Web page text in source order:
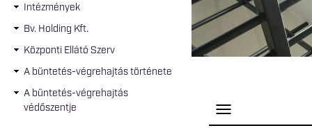
Intézmények
Bv. Holding Kft.
Központi Ellátó Szerv
A büntetés-végrehajtás története
A büntetés-végrehajtás
védőszentje
P